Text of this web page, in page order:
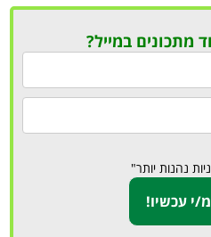
מתכונים במייל?
נהנות יותר"